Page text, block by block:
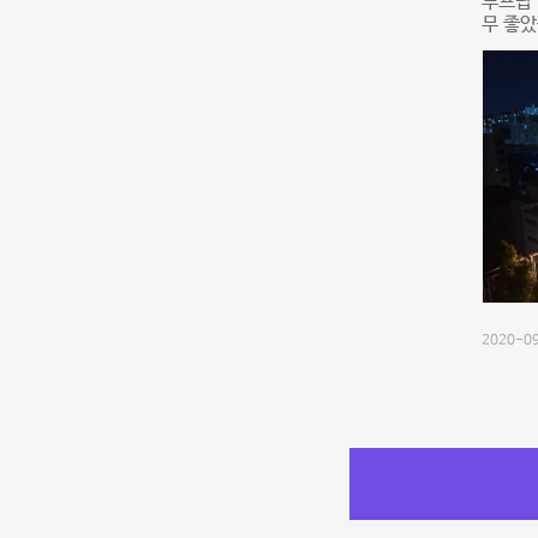
무 좋
2020-